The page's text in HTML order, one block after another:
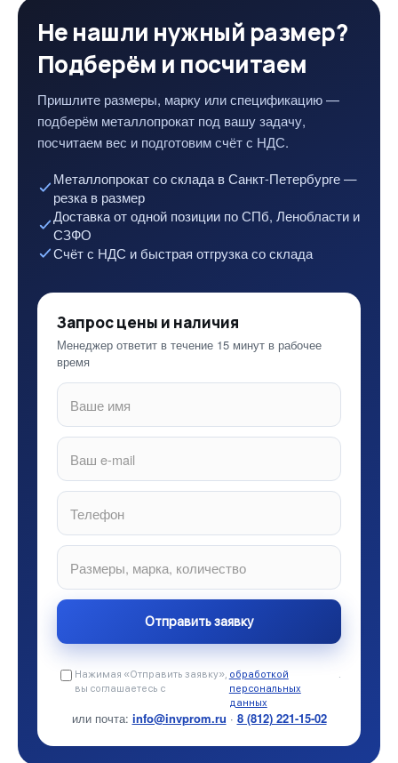
Не нашли нужный размер?
Подберём и посчитаем
Пришлите размеры, марку или спецификацию —
подберём металлопрокат под вашу задачу,
посчитаем вес и подготовим счёт с НДС.
Металлопрокат со склада в Санкт-Петербурге —
резка в размер
Доставка от одной позиции по СПб, Ленобласти и
СЗФО
Счёт с НДС и быстрая отгрузка со склада
Запрос цены и наличия
Менеджер ответит в течение 15 минут в рабочее
время
Нажимая «Отправить заявку»,
вы соглашаетесь с
обработкой
персональных
данных
.
или почта: info@invprom.ru · 8 (812) 221-15-02